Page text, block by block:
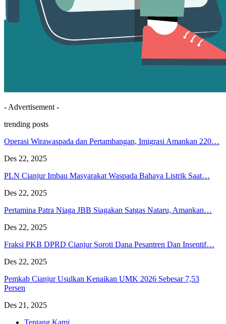
- Advertisement -
trending posts
Operasi Wirawaspada dan Pertambangan, Imigrasi Amankan 220…
Des 22, 2025
PLN Cianjur Imbau Masyarakat Waspada Bahaya Listrik Saat…
Des 22, 2025
Pertamina Patra Niaga JBB Siagakan Satgas Nataru, Amankan…
Des 22, 2025
Fraksi PKB DPRD Cianjur Soroti Dana Pesantren Dan Insentif…
Des 22, 2025
Pemkab Cianjur Usulkan Kenaikan UMK 2026 Sebesar 7,53
Persen
Des 21, 2025
Tentang Kami